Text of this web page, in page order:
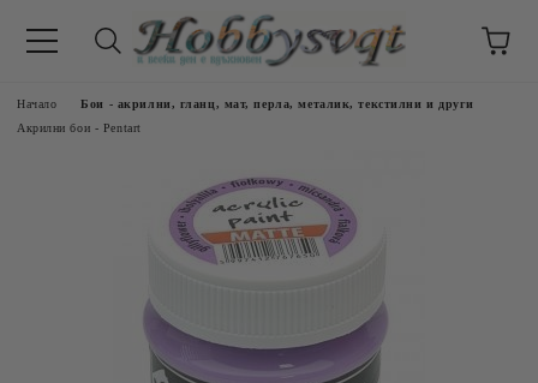
Начало
Бои - акрилни, гланц, мат, перла, металик, текстилни и други
Акрилни бои - Pentart